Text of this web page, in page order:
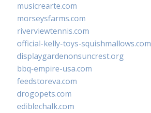
musicrearte.com
morseysfarms.com
riverviewtennis.com
official-kelly-toys-squishmallows.com
displaygardenonsuncrest.org
bbq-empire-usa.com
feedstoreva.com
drogopets.com
ediblechalk.com